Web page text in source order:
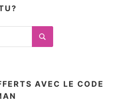
Search
AVEC LE CODE